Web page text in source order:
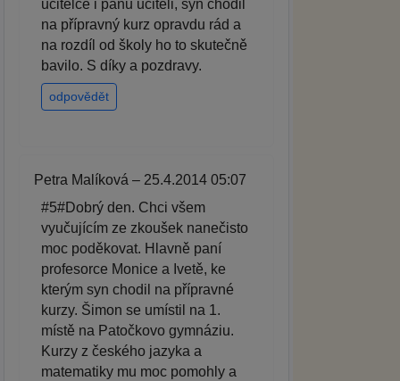
učitelce i panu učiteli, syn chodil
na přípravný kurz opravdu rád a
na rozdíl od školy ho to skutečně
bavilo. S díky a pozdravy.
odpovědět
Petra Malíková – 25.4.2014 05:07
#5#Dobrý den. Chci všem
vyučujícím ze zkoušek nanečisto
moc poděkovat. Hlavně paní
profesorce Monice a Ivetě, ke
kterým syn chodil na přípravné
kurzy. Šimon se umístil na 1.
místě na Patočkovo gymnáziu.
Kurzy z českého jazyka a
matematiky mu moc pomohly a